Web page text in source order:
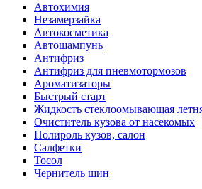
Автохимия
Незамерзайка
Автокосметика
Автошампунь
Антифриз
Антифриз для пневмотормозов
Ароматизаторы
Быстрый старт
Жидкость стеклоомывающая
Очиститель кузова от насекомых
Полироль кузов, салон
Салфетки
Тосол
Чернитель шин